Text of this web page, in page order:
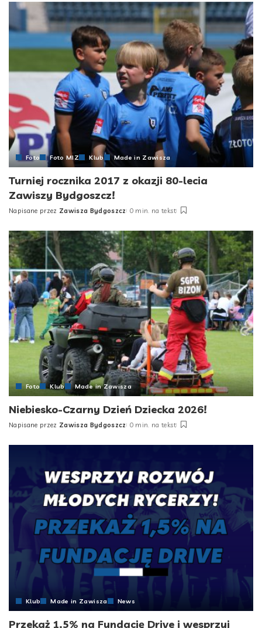
Foto Foto MIZ Klub Made in Zawisza
Turniej rocznika 2017 z okazji 80-lecia
Zawiszy Bydgoszcz!
Posted
Napisane przez Zawisza Bydgoszcz 0 min. na tekst
Foto Klub Made in Zawisza
Niebiesko-Czarny Dzień Dziecka 2026!
Posted
Napisane przez Zawisza Bydgoszcz 0 min. na tekst
Klub Made in Zawisza News
Przekaż 1.5% na Fundację Drive i wesprzyj